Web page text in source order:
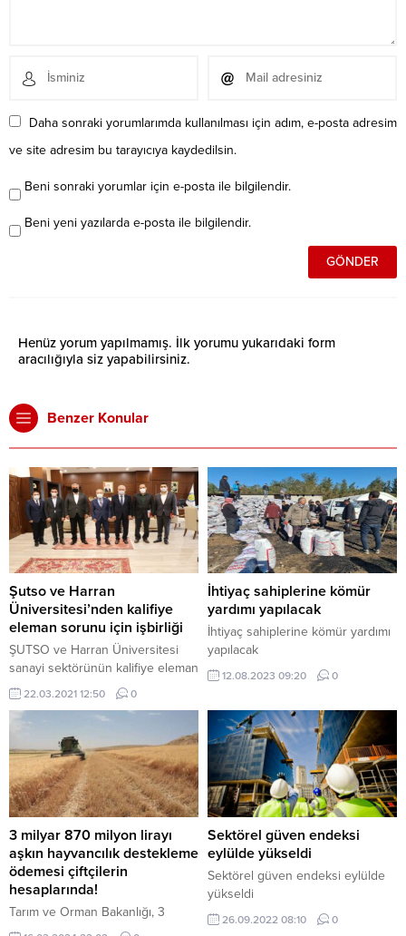
Daha sonraki yorumlarımda kullanılması için adım, e-posta adresim
ve site adresim bu tarayıcıya kaydedilsin.
Beni sonraki yorumlar için e-posta ile bilgilendir.
Beni yeni yazılarda e-posta ile bilgilendir.
Henüz yorum yapılmamış. İlk yorumu yukarıdaki form
aracılığıyla siz yapabilirsiniz.
Benzer Konular
Şutso ve Harran
Üniversitesi’nden kalifiye
eleman sorunu için işbirliği
ŞUTSO ve Harran Üniversitesi
sanayi sektörünün kalifiye eleman
ihtiyacı için güçlerini birleştirdi.
22.03.2021 12:50 0
İhtiyaç sahiplerine kömür
yardımı yapılacak
İhtiyaç sahiplerine kömür yardımı
yapılacak
12.08.2023 09:20 0
3 milyar 870 milyon lirayı
aşkın hayvancılık destekleme
ödemesi çiftçilerin
hesaplarında!
Tarım ve Orman Bakanlığı, 3
milyar 870 milyon 153 bin liralık
Sektörel güven endeksi
eylülde yükseldi
Sektörel güven endeksi eylülde
yükseldi
26.09.2022 08:10 0